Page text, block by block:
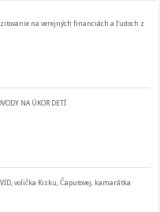
na verejných financiách a ľudoch z
NA ÚKOR DETÍ
volička Kisku, Čaputovej, kamarátka